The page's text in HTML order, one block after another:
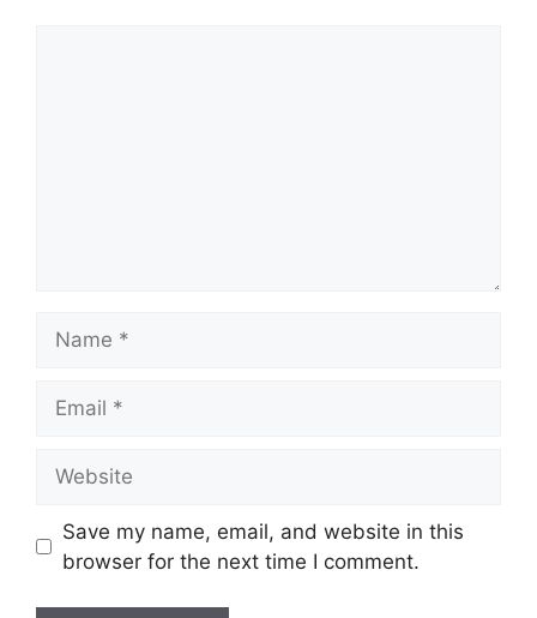
Save my name, email, and website in this
browser for the next time I comment.